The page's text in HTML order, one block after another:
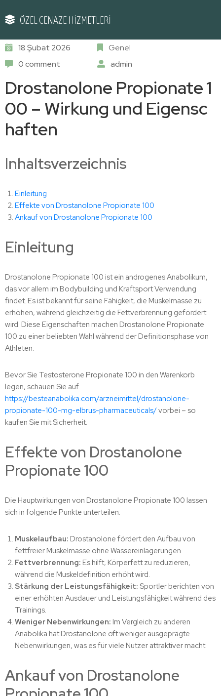
ÖZEL CENAZE HİZMETLERİ
18 Şubat 2026
Genel
0 comment
admin
Drostanolone Propionate 1
00 – Wirkung und Eigensc
haften
Inhaltsverzeichnis
Einleitung
Effekte von Drostanolone Propionate 100
Ankauf von Drostanolone Propionate 100
Einleitung
Drostanolone Propionate 100 ist ein androgenes Anabolikum,
das vor allem im Bodybuilding und Kraftsport Verwendung
findet. Es ist bekannt für seine Fähigkeit, die Muskelmasse zu
erhöhen, während gleichzeitig die Fettverbrennung gefördert
wird. Diese Eigenschaften machen Drostanolone Propionate
100 zu einer beliebten Wahl während der Definitionsphase von
Athleten.
Bevor Sie Testosterone Propionate 100 in den Warenkorb
legen, schauen Sie auf
https://besteanabolika.com/arzneimittel/drostanolone-
propionate-100-mg-elbrus-pharmaceuticals/vorbei – so
kaufen Sie mit Sicherheit.
Effekte von Drostanolone
Propionate 100
Die Hauptwirkungen von Drostanolone Propionate 100 lassen
sich in folgende Punkte unterteilen:
Muskelaufbau: Drostanolone fördert den Aufbau von
fettfreier Muskelmasse ohne Wassereinlagerungen.
Fettverbrennung: Es hilft, Körperfett zu reduzieren,
während die Muskeldefinition erhöht wird.
Stärkung der Leistungsfähigkeit: Sportler berichten von
einer erhöhten Ausdauer und Leistungsfähigkeit während des
Trainings.
Weniger Nebenwirkungen: Im Vergleich zu anderen
Anabolika hat Drostanolone oft weniger ausgeprägte
Nebenwirkungen, was es für viele Nutzer attraktiver macht.
Ankauf von Drostanolone